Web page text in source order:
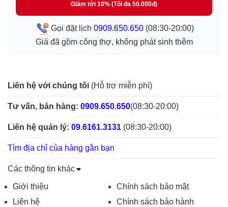
Giảm tới 10% (Tối đa 50.000đ)
Gọi đặt lịch 0909.650.650(08:30-20:00)
Giá đã gồm công thợ, không phát sinh thêm
Liên hệ với chúng tôi (Hỗ trợ miễn phí)
Tư vấn, bán hàng: 0909.650.650(08:30-20:00)
Liên hệ quản lý: 09.6161.3131 (08:30-20:00)
Tìm địa chỉ của hàng gần bạn
Các thông tin khác
Giới thiệu
Liên hệ
Chính sách bảo mật
Chính sách bảo hành